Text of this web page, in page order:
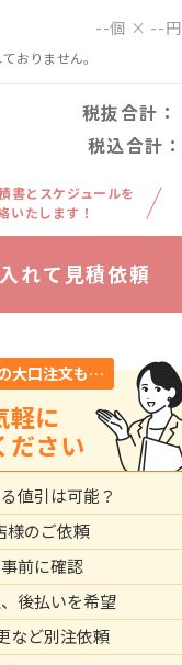
--個 × --円
おりません。
税抜合計：
税込合計：
書とスケジュールを
いたします！
れて見積依頼
大口注文も…
軽に
ださい
値引は可能？
様のご依頼
前に確認
後払いを希望
など別注依頼